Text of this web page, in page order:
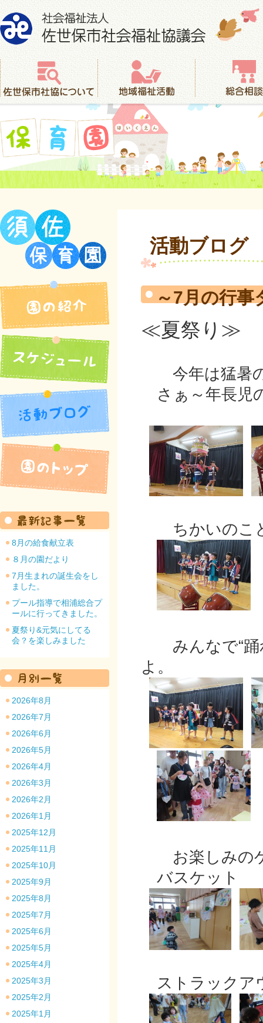
社会福祉法人 佐世保市社会福祉協議会
佐世保市社協について
地域福祉活動 総合相談
活動ブログ
～7月の行
≪夏祭り≫
今年は猛暑の
さぁ～年長児
ちかいのこ
みんなで“踊
よ。
お楽しみのゲ
バスケット
ストラックア
園の紹介
スケジュール
活動ブログ
園のトップ
8月の給食献立表
８月の園だより
7月生まれの誕生会をし
ました。
プール指導で相浦総合プ
ールに行ってきました。
夏祭り&元気にしてる
会？を楽しみました
2026年8月
2026年7月
2026年6月
2026年5月
2026年4月
2026年3月
2026年2月
2026年1月
2025年12月
2025年11月
2025年10月
2025年9月
2025年8月
2025年7月
2025年6月
2025年5月
2025年4月
2025年3月
2025年2月
2025年1月